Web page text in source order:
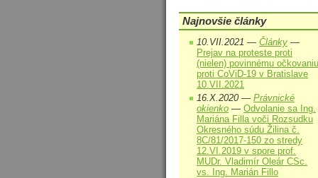
Najnovšie články
10.VII.2021 — Články —
Prejav na proteste proti
(nielen) povinnému očkovaniu
proti CoViD-19 v Bratislave
10.VII.2021
16.X.2020 — Právnické
okienko — Odvolanie sa Ing.
Mariána Filla voči Rozsudku
Okresného súdu Žilina č.
8C/81/2017-150 zo stredy
12.VI.2019 v spore prof.
MUDr. Vladimír Oleár CSc.
vs. Ing. Marián Fillo